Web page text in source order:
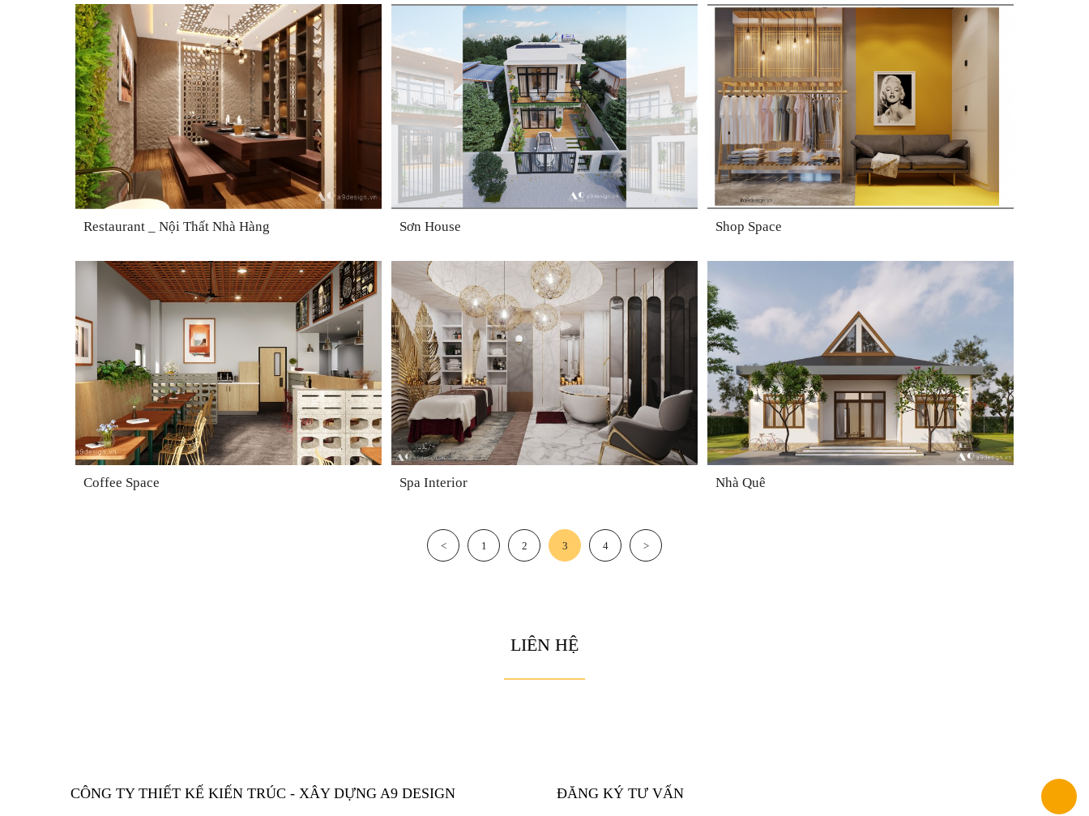
Restaurant _ Nội Thất Nhà Hàng Sơn House Shop Space
Coffee Space Spa Interior Nhà Quê
< 1 2 3 4 >
LIÊN HỆ
CÔNG TY THIẾT KẾ KIẾN TRÚC - XÂY DỰNG A9 DESIGN ĐĂNG KÝ TƯ VẤN